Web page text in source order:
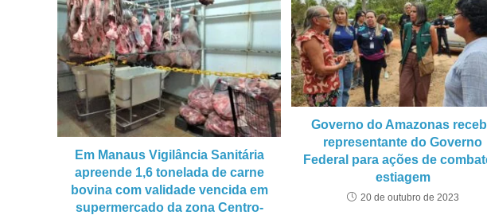
Em Manaus Vigilância Sanitária
apreende 1,6 tonelada de carne
bovina com validade vencida em
supermercado da zona Centro-
Governo do Amazonas
representante do Governo
Federal para ações de
estiagem
20 de outubro de 2023